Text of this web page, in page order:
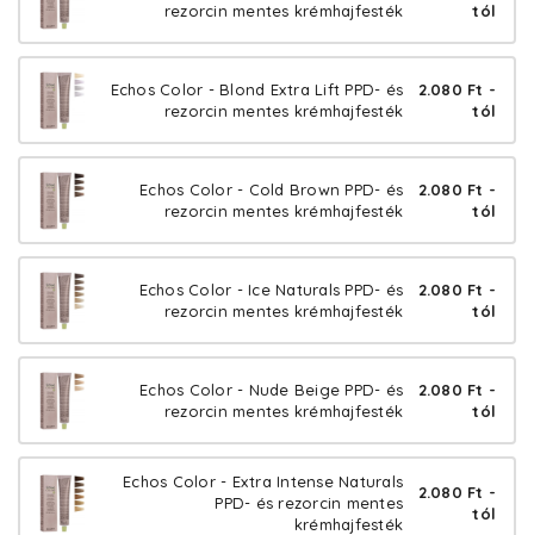
rezorcin mentes krémhajfesték
tól
Echos Color - Blond Extra Lift PPD- és
rezorcin mentes krémhajfesték
2.080 Ft -
tól
Echos Color - Cold Brown PPD- és
rezorcin mentes krémhajfesték
2.080 Ft -
tól
Echos Color - Ice Naturals PPD- és
rezorcin mentes krémhajfesték
2.080 Ft -
tól
Echos Color - Nude Beige PPD- és
rezorcin mentes krémhajfesték
2.080 Ft -
tól
Echos Color - Extra Intense Naturals
PPD- és rezorcin mentes
krémhajfesték
2.080 Ft -
tól